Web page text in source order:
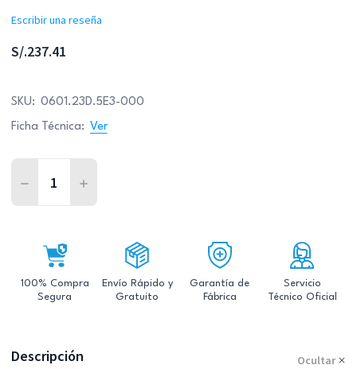
Escribir una reseña
S/.237.41
SKU: 0601.23D.5E3-000
Ficha Técnica: Ver
Disminuir la cantidad de Taladro Percutor 1/2'' de
Aumentar la cantidad de Taladro Percutor 1/
100% Compra
Segura
Envío Rápido y
Gratuito
Garantía de
Fábrica
Servicio
Técnico Oficial
Descripción Ocultar